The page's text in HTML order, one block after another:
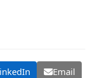
Email